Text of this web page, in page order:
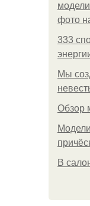
фото
333
Мы
Обзор
В